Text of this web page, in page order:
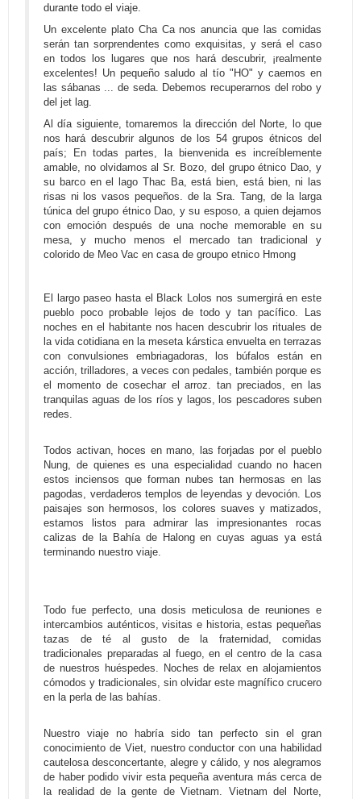
durante todo el viaje.
Un excelente plato Cha Ca nos anuncia que las comidas
serán tan sorprendentes como exquisitas, y será el caso
en todos los lugares que nos hará descubrir, ¡realmente
excelentes! Un pequeño saludo al tío "HO" y caemos en
las sábanas ... de seda. Debemos recuperarnos del robo y
del jet lag.
Al día siguiente, tomaremos la dirección del Norte, lo que
nos hará descubrir algunos de los 54 grupos étnicos del
país; En todas partes, la bienvenida es increíblemente
amable, no olvidamos al Sr. Bozo, del grupo étnico Dao, y
su barco en el lago Thac Ba, está bien, está bien, ni las
risas ni los vasos pequeños. de la Sra. Tang, de la larga
túnica del grupo étnico Dao, y su esposo, a quien dejamos
con emoción después de una noche memorable en su
mesa, y mucho menos el mercado tan tradicional y
colorido de Meo Vac en casa de groupo etnico Hmong
El largo paseo hasta el Black Lolos nos sumergirá en este
pueblo poco probable lejos de todo y tan pacífico. Las
noches en el habitante nos hacen descubrir los rituales de
la vida cotidiana en la meseta kárstica envuelta en terrazas
con convulsiones embriagadoras, los búfalos están en
acción, trilladores, a veces con pedales, también porque es
el momento de cosechar el arroz. tan preciados, en las
tranquilas aguas de los ríos y lagos, los pescadores suben
redes.
Todos activan, hoces en mano, las forjadas por el pueblo
Nung, de quienes es una especialidad cuando no hacen
estos inciensos que forman nubes tan hermosas en las
pagodas, verdaderos templos de leyendas y devoción. Los
paisajes son hermosos, los colores suaves y matizados,
estamos listos para admirar las impresionantes rocas
calizas de la Bahía de Halong en cuyas aguas ya está
terminando nuestro viaje.
Todo fue perfecto, una dosis meticulosa de reuniones e
intercambios auténticos, visitas e historia, estas pequeñas
tazas de té al gusto de la fraternidad, comidas
tradicionales preparadas al fuego, en el centro de la casa
de nuestros huéspedes. Noches de relax en alojamientos
cómodos y tradicionales, sin olvidar este magnífico crucero
en la perla de las bahías.
Nuestro viaje no habría sido tan perfecto sin el gran
conocimiento de Viet, nuestro conductor con una habilidad
cautelosa desconcertante, alegre y cálido, y nos alegramos
de haber podido vivir esta pequeña aventura más cerca de
la realidad de la gente de Vietnam. Vietnam del Norte,